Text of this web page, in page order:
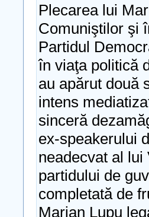
Plecarea lui
Comuniştilor şi
Partidul
în viaţa politică
au apărut două
intens
sinceră
ex-speakerului
neadecvat al lui
partidului de
completată de
Marian Lupu